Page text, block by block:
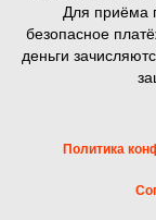
Для приёма
безопасное
деньги
Политика